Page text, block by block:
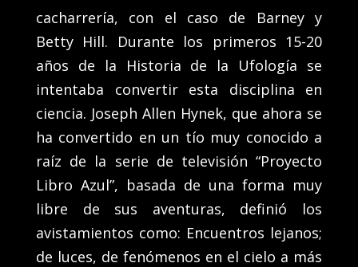
cacharrería, con el caso de Barney y
Betty Hill. Durante los primeros 15-20
años de la Historia de la Ufología se
intentaba convertir esta disciplina en
ciencia. Joseph Allen Hynek, que ahora se
ha convertido en un tío muy conocido a
raíz de la serie de televisión “Proyecto
Libro Azul”, basada de una forma muy
libre de sus aventuras, definió los
avistamientos como: Encuentros lejanos;
de luces, de fenómenos en el cielo a más